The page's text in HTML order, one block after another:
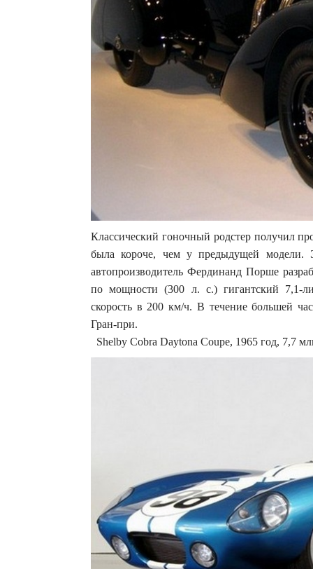
Классический гоночный родстер получил
была короче, чем у предыдущей модели.
автопроизводитель Фердинанд Порше
по мощности (300 л. с.) гигантский 7,1-
скорость в 200 км/ч. В течение большей
Гран-при.
Shelby Cobra Daytona Coupe, 1965 год, 7,7